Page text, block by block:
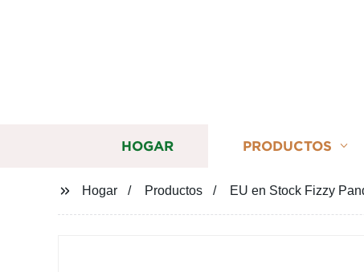
HOGAR PRODUCTOS
Hogar Productos EU en Stock Fizzy